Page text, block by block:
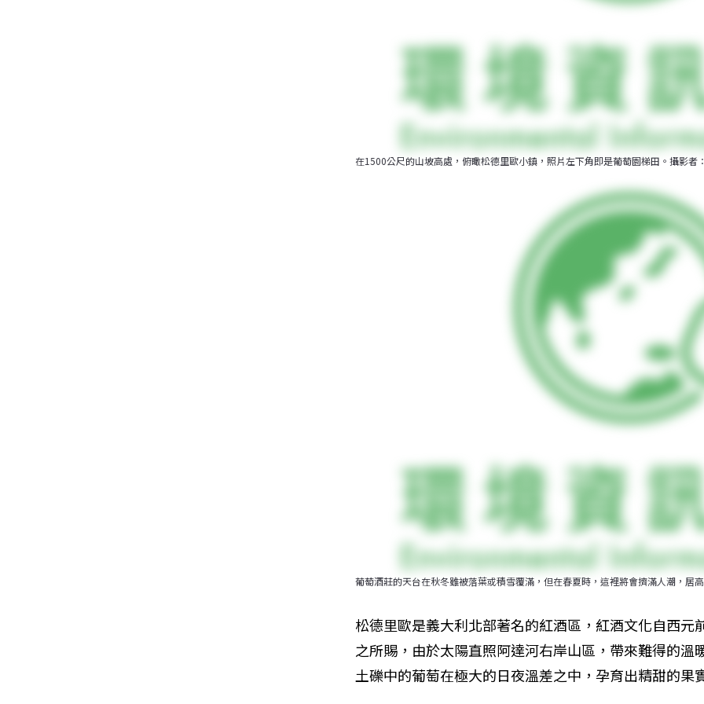
在1500公尺的山坡高處，俯瞰松德里歐小鎮，照片左下角即是葡萄園梯田。攝影者
葡萄酒莊的天台在秋冬雖被落葉或積雪覆滿，但在春夏時，這裡將會擠滿人潮，居
松德里歐是義大利北部著名的紅酒區，紅酒文化自西元
之所賜，由於太陽直照阿達河右岸山區，帶來難得的溫
土礫中的葡萄在極大的日夜溫差之中，孕育出精甜的果